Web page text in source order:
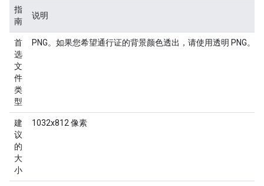
指
南
说明
首
选
文
件
类
型
PNG。如果您希望通行证的背景颜色透出，请使用透明 PNG。
建
议
的
大
小
1032x812 像素